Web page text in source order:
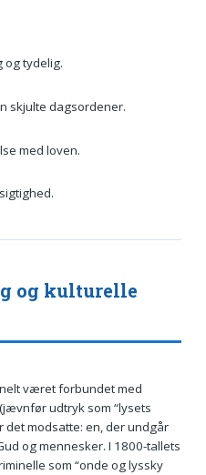
tydelig.
skjulte dagsordener.
med loven.
og kulturelle
været forbundet med
udtryk som “lysets
modsatte: en, der undgår
og mennesker. I 1800-tallets
som “onde og lyssky